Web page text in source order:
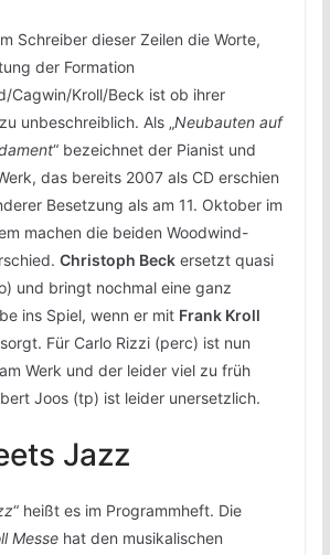
Schreiber dieser Zeilen die Worte,
der Formation
Cagwin/Kroll/Beck ist ob ihrer
unbeschreiblich. Als „Neubauten auf
“ bezeichnet der Pianist und
das bereits 2007 als CD erschien
Besetzung als am 11. Oktober im
machen die beiden Woodwind-
Christoph Beckersetzt quasi
und bringt nochmal eine ganz
ins Spiel, wenn er mit Frank Kroll
Für Carlo Rizzi (perc) ist nun
am Werk und der leider viel zu früh
Joos (tp) ist leider unersetzlich.
Jazz
“ heißt es im Programmheft. Die
Messe hat den musikalischen